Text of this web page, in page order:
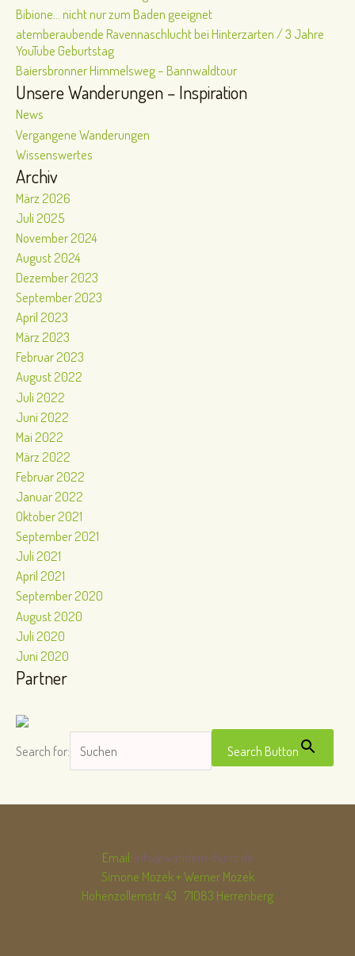
Bibione… nicht nur zum Baden geeignet
atemberaubende Ravennaschlucht bei Hinterzarten / 3 Jahre
YouTube Geburtstag
Baiersbronner Himmelsweg – Bannwaldtour
Unsere Wanderungen – Inspiration
News
Vergangene Wanderungen
Wissenswertes
Archiv
März 2026
Juli 2025
November 2024
August 2024
Dezember 2023
September 2023
April 2023
März 2023
Februar 2023
August 2022
Juli 2022
Juni 2022
Mai 2022
März 2022
Februar 2022
Januar 2022
Oktober 2021
September 2021
Juli 2021
April 2021
September 2020
August 2020
Juli 2020
Juni 2020
Partner
Search for: Search Button
Email: info@wandern-hund.de
Simone Mozek + Werner Mozek
Hohenzollernstr. 43 · 71083 Herrenberg